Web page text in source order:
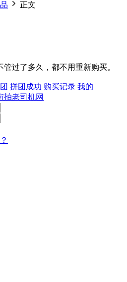
正文
过了多久，都不用重新购买。
拼团成功 购买记录 我的